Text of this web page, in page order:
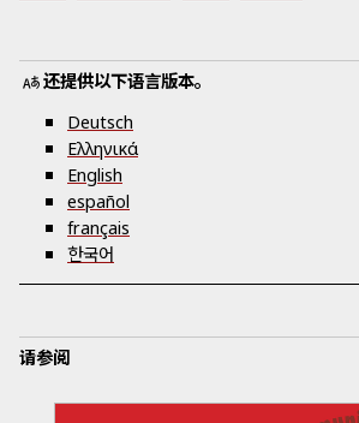
还提供以下语言版本。
Deutsch
Ελληνικά
English
español
français
한국어
请参阅